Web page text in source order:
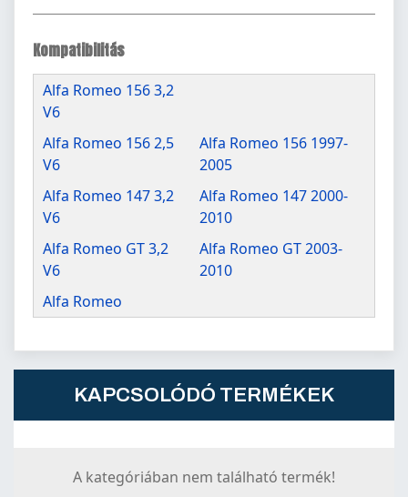
Kompatibilitás
Alfa Romeo 156 3,2
V6
Alfa Romeo 156 2,5
V6
Alfa Romeo 156 1997-
2005
Alfa Romeo 147 3,2
V6
Alfa Romeo 147 2000-
2010
Alfa Romeo GT 3,2
V6
Alfa Romeo GT 2003-
2010
Alfa Romeo
KAPCSOLÓDÓ TERMÉKEK
A kategóriában nem található termék!